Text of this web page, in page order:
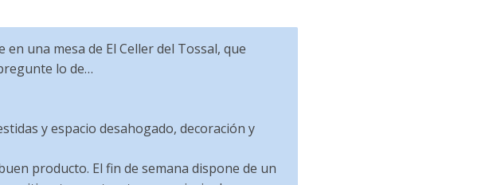
una mesa de El Celler del Tossal, que
lo de…
y espacio desahogado, decoración y
producto. El fin de semana dispone de un